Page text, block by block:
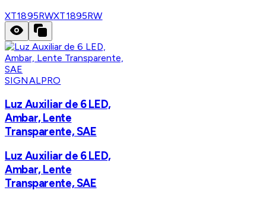
XT1895RWXT1895RW
SIGNALPRO
Luz Auxiliar de 6 LED,
Ambar, Lente
Transparente, SAE
Luz Auxiliar de 6 LED,
Ambar, Lente
Transparente, SAE